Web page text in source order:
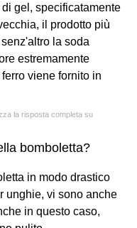
gel, specificatamente
il prodotto più
la soda
estremamente
viene fornito in
la risposta completa su
bomboletta?
in modo drastico
unghie, vi sono anche
in questo caso,